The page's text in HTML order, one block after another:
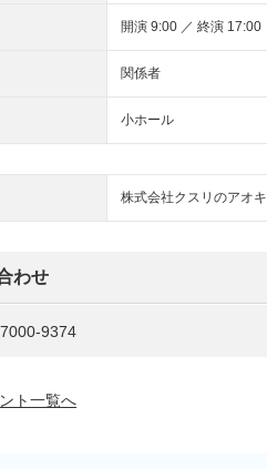
開演 9:00 ／ 終演 17:00
関係者
小ホール
株式会社クスリのアオキ
わせ
9374
ト一覧へ